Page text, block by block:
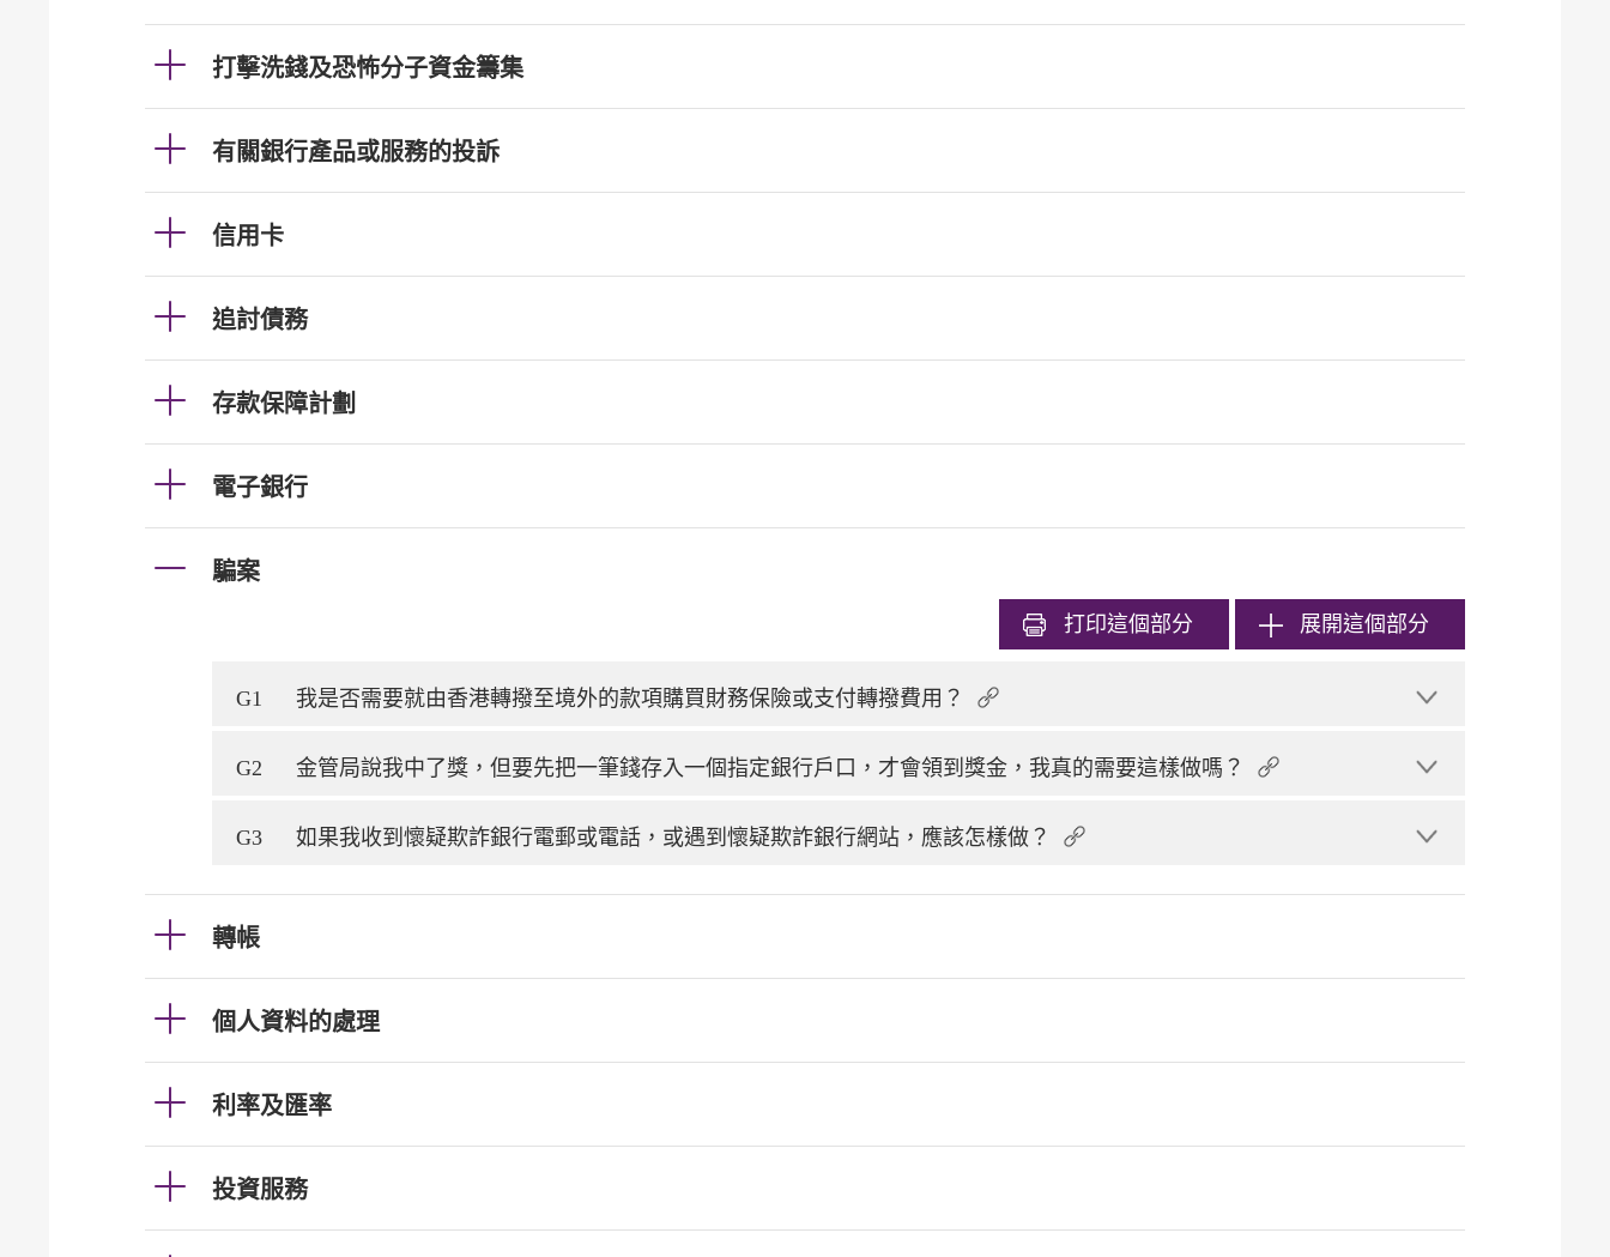
打擊洗錢及恐怖分子資金籌集
有關銀行產品或服務的投訴
信用卡
追討債務
存款保障計劃
電子銀行
騙案
打印這個部分 展開這個部分
G1 我是否需要就由香港轉撥至境外的款項購買財務保險或支付轉撥費用？
G2 金管局說我中了獎，但要先把一筆錢存入一個指定銀行戶口，才會領到獎金，我真的需要這樣做嗎？
G3 如果我收到懷疑欺詐銀行電郵或電話，或遇到懷疑欺詐銀行網站，應該怎樣做？
轉帳
個人資料的處理
利率及匯率
投資服務